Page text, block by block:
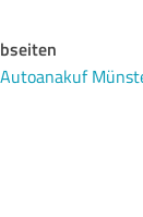
Autoanakuf